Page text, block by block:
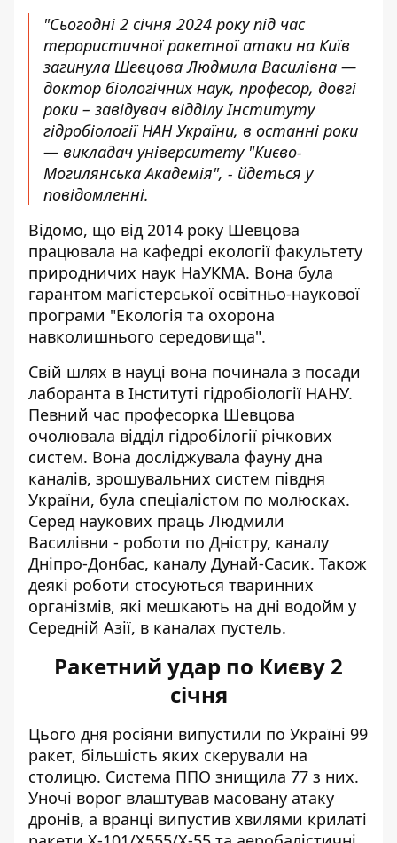
"Сьогодні 2 січня 2024 року під час
терористичної ракетної атаки на Київ
загинула Шевцова Людмила Василівна —
доктор біологічних наук, професор, довгі
роки – завідувач відділу Інституту
гідробіології НАН України, в останні роки
— викладач університету "Києво-
Могилянська Академія", - йдеться у
повідомленні.
Відомо, що від 2014 року Шевцова
працювала на кафедрі екології факультету
природничих наук НаУКМА. Вона була
гарантом магістерської освітньо-наукової
програми "Екологія та охорона
навколишнього середовища".
Свій шлях в науці вона починала з посади
лаборанта в Інституті гідробіології НАНУ.
Певний час професорка Шевцова
очолювала відділ гідробілогії річкових
систем. Вона досліджувала фауну дна
каналів, зрошувальних систем півдня
України, була спеціалістом по молюсках.
Серед наукових праць Людмили
Василівни - роботи по Дністру, каналу
Дніпро-Донбас, каналу Дунай-Сасик. Також
деякі роботи стосуються тваринних
організмів, які мешкають на дні водойм у
Середній Азії, в каналах пустель.
Ракетний удар по Києву 2
січня
Цього дня росіяни випустили по Україні 99
ракет, більшість яких скерували на
столицю. Система ППО знищила 77 з них.
Уночі ворог влаштував масовану атаку
дронів, а вранці випустив хвилями крилаті